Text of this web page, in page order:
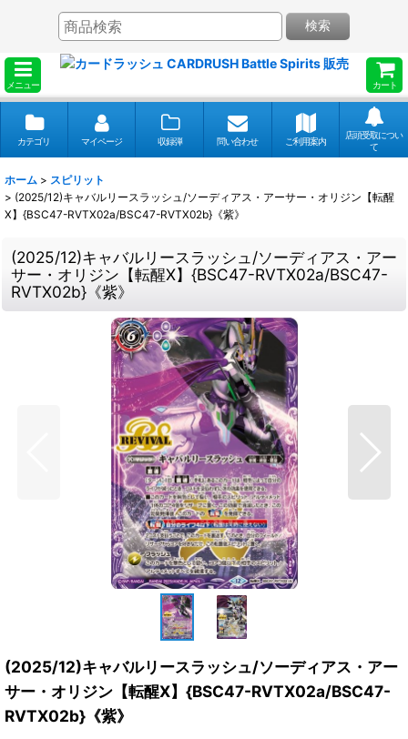
メニュー カート
検索
カテゴリ マイページ 収録弾 問い合わせ ご利用案内
店頭受取につい
て
ホーム > スピリット
> (2025/12)キャバルリースラッシュ/ソーディアス・アーサー・オリジン【転醒
X】{BSC47-RVTX02a/BSC47-RVTX02b}《紫》
(2025/12)キャバルリースラッシュ/ソーディアス・アー
サー・オリジン【転醒X】{BSC47-RVTX02a/BSC47-
RVTX02b}《紫》
(2025/12)キャバルリースラッシュ/ソーディアス・アー
サー・オリジン【転醒X】{BSC47-RVTX02a/BSC47-
RVTX02b}《紫》